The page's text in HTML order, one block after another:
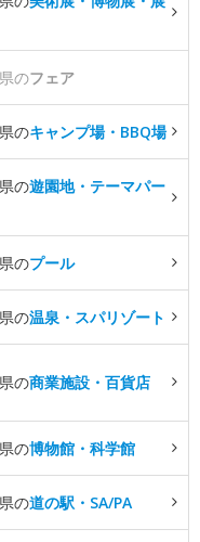
のフェア
のキャンプ場・BBQ場
の遊園地・テーマパー
のプール
の温泉・スパリゾート
の商業施設・百貨店
の博物館・科学館
の道の駅・SA/PA